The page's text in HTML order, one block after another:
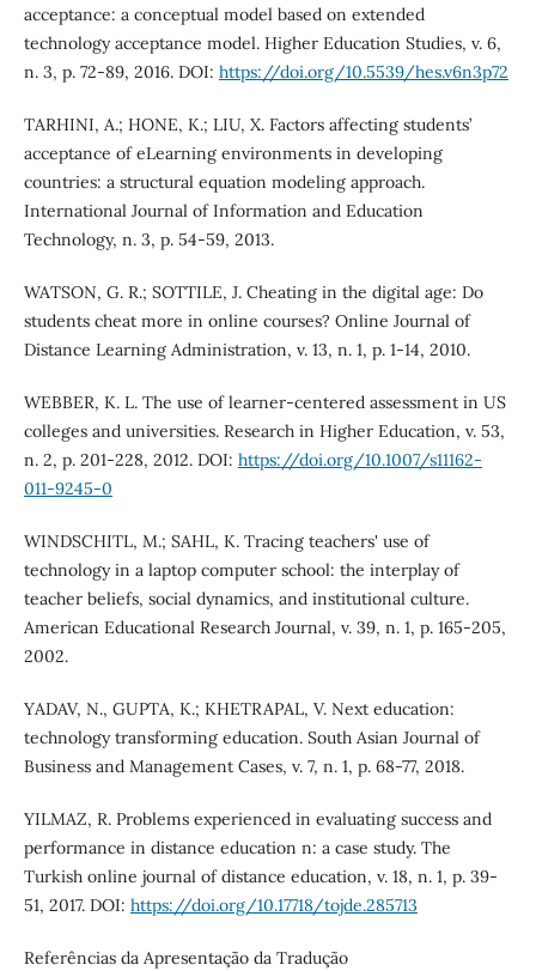
acceptance: a conceptual model based on extended
technology acceptance model. Higher Education Studies, v. 6,
n. 3, p. 72-89, 2016. DOI: https://doi.org/10.5539/hes.v6n3p72
TARHINI, A.; HONE, K.; LIU, X. Factors affecting students’
acceptance of eLearning environments in developing
countries: a structural equation modeling approach.
International Journal of Information and Education
Technology, n. 3, p. 54-59, 2013.
WATSON, G. R.; SOTTILE, J. Cheating in the digital age: Do
students cheat more in online courses? Online Journal of
Distance Learning Administration, v. 13, n. 1, p. 1-14, 2010.
WEBBER, K. L. The use of learner-centered assessment in US
colleges and universities. Research in Higher Education, v. 53,
n. 2, p. 201-228, 2012. DOI: https://doi.org/10.1007/s11162-
011-9245-0
WINDSCHITL, M.; SAHL, K. Tracing teachers' use of
technology in a laptop computer school: the interplay of
teacher beliefs, social dynamics, and institutional culture.
American Educational Research Journal, v. 39, n. 1, p. 165-205,
2002.
YADAV, N., GUPTA, K.; KHETRAPAL, V. Next education:
technology transforming education. South Asian Journal of
Business and Management Cases, v. 7, n. 1, p. 68-77, 2018.
YILMAZ, R. Problems experienced in evaluating success and
performance in distance education n: a case study. The
Turkish online journal of distance education, v. 18, n. 1, p. 39-
51, 2017. DOI: https://doi.org/10.17718/tojde.285713
Referências da Apresentação da Tradução